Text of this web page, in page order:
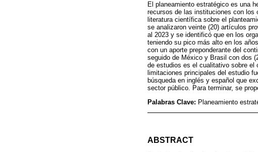
El planeamiento estratégico es una
recursos de las instituciones con los
literatura científica sobre el
se analizaron veinte (20) artículos
al 2023 y se identificó que en los
teniendo su pico más alto en los
con un aporte preponderante del
seguido de México y Brasil con dos
de estudios es el cualitativo sobre
limitaciones principales del estudio
búsqueda en inglés y español que
sector público. Para terminar, se
Palabras Clave: Planeamiento
ABSTRACT